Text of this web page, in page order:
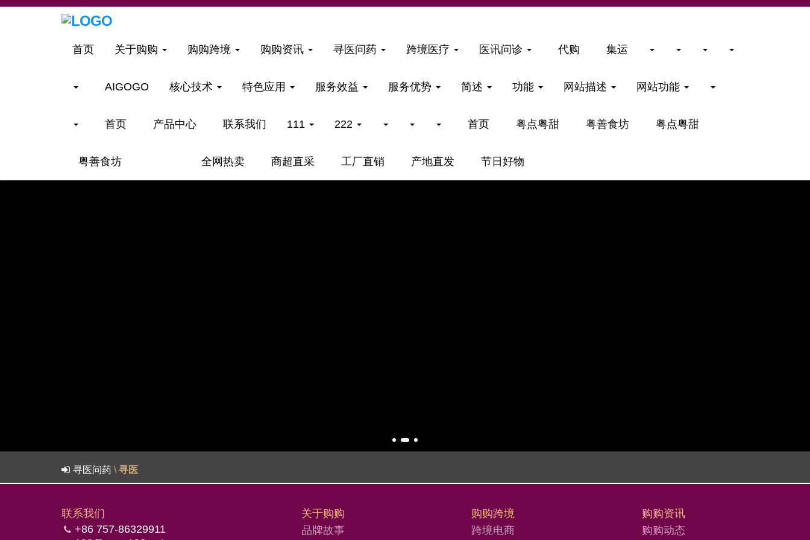
首页 关于购购 购购跨境 购购资讯 寻医问药 跨境医疗 医讯问诊 代购 集运
AIGOGO 核心技术 特色应用 服务效益 服务优势 简述 功能 网站描述 网站功能
首页 产品中心 联系我们 111 222 首页 粤点粤甜 粤善食坊 粤点粤甜
粤善食坊 全网热卖 商超直采 工厂直销 产地直发 节日好物
寻医问药 \ 寻医
联系我们
+86 757-86329911
关于购购
品牌故事
购购跨境
跨境电商
购购资讯
购购动态